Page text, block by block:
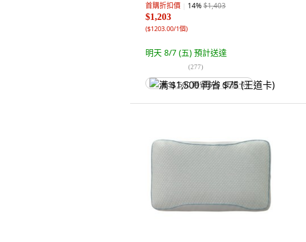
首購折扣價 14%$1,403
$1,203
($1203.00/1個)
明天 8/7 (五) 預計送達
(277)
满 $1,500 再省 $75 (王道卡)